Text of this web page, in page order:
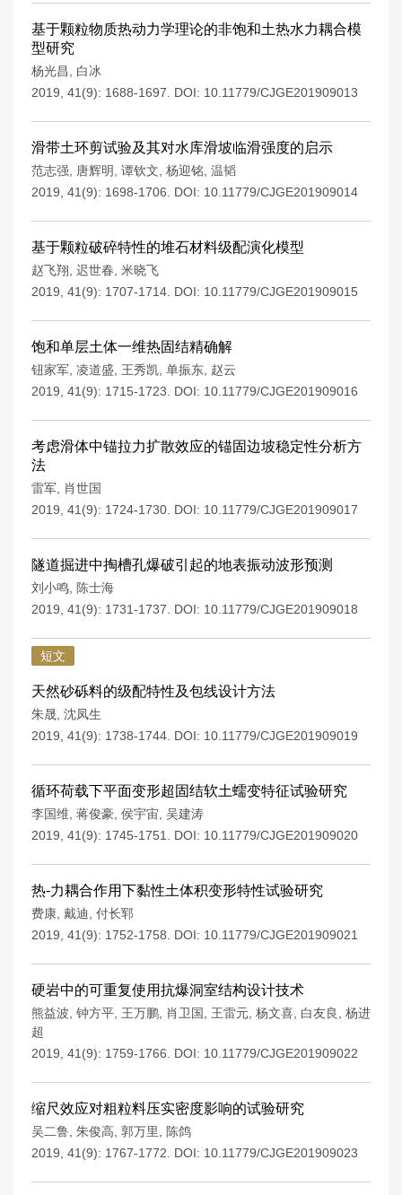
基于颗粒物质热动力学理论的非饱和土热水力耦合模
型研究
杨光昌
白冰
2019, 41(9): 1688-1697.
DOI: 10.11779/CJGE201909013
滑带土环剪试验及其对水库滑坡临滑强度的启示
范志强 唐辉明 谭钦文 杨迎铭 温韬
2019, 41(9): 1698-1706.
DOI: 10.11779/CJGE201909014
基于颗粒破碎特性的堆石材料级配演化模型
赵飞翔 迟世春 米晓飞
2019, 41(9): 1707-1714. DOI: 10.11779/CJGE201909015
饱和单层土体一维热固结精确解
钮家军 凌道盛 王秀凯 单振东 赵云
2019, 41(9): 1715-1723.
DOI: 10.11779/CJGE201909016
考虑滑体中锚拉力扩散效应的锚固边坡稳定性分析方
法
雷军 肖世国
2019, 41(9): 1724-1730. DOI: 10.11779/CJGE201909017
隧道掘进中掏槽孔爆破引起的地表振动波形预测
刘小鸣
陈士海
2019, 41(9): 1731-1737.
DOI: 10.11779/CJGE201909018
短文
天然砂砾料的级配特性及包线设计方法
朱晟 沈凤生
2019, 41(9): 1738-1744. DOI: 10.11779/CJGE201909019
循环荷载下平面变形超固结软土蠕变特征试验研究
李国维 蒋俊豪 侯宇宙 吴建涛
2019, 41(9): 1745-1751.
DOI: 10.11779/CJGE201909020
热-力耦合作用下黏性土体积变形特性试验研究
费康 戴迪
付长郓
2019, 41(9): 1752-1758.
DOI: 10.11779/CJGE201909021
硬岩中的可重复使用抗爆洞室结构设计技术
熊益波 钟方平 王万鹏 肖卫国 王雷元 杨文喜 白友良
杨进
超
2019, 41(9): 1759-1766.
DOI: 10.11779/CJGE201909022
缩尺效应对粗粒料压实密度影响的试验研究
吴二鲁 朱俊高 郭万里
陈鸽
2019, 41(9): 1767-1772.
DOI: 10.11779/CJGE201909023